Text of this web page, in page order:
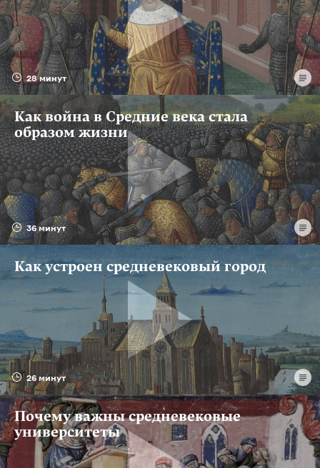
28 минут
36 минут
Как война в Средние века стала
образом жизни
26 минут
Как устроен средневековый город
Почему важны средневековые
университеты